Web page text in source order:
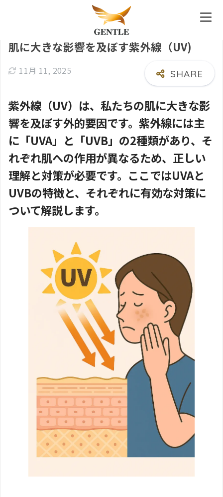
肌に大きな影響を及ぼす紫外線（UV)
11月 11, 2025
紫外線（UV）は、私たちの肌に大きな影
響を及ぼす外的要因です。紫外線には主
に「UVA」と「UVB」の2種類があり、そ
れぞれ肌への作用が異なるため、正しい
理解と対策が必要です。ここではUVAと
UVBの特徴と、それぞれに有効な対策に
ついて解説します。